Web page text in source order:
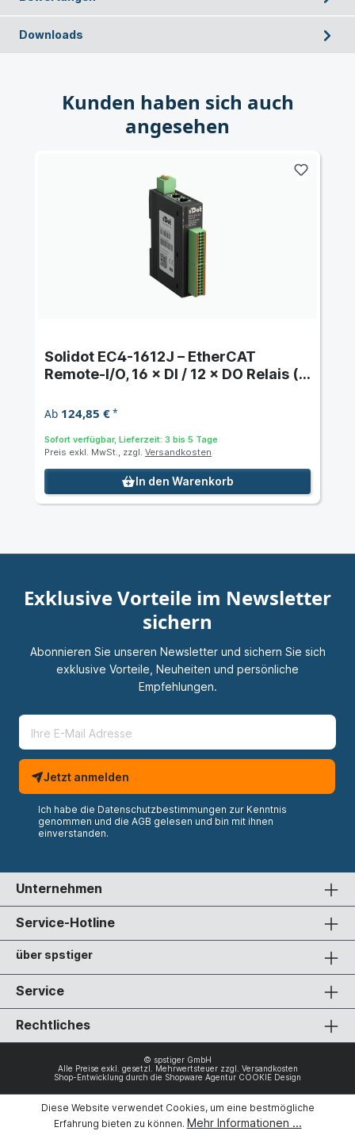
Kunden haben sich auch
angesehen
Solidot EC4-1612J – EtherCAT
Remote-I/O, 16 × DI / 12 × DO Relais (2
Ab 124,85 €*
Sofort verfügbar, Lieferzeit: 3 bis 5 Tage
Preis exkl. MwSt., zzgl. Versandkosten
In den Warenkorb
Downloads
Exklusive Vorteile im Newsletter
sichern
Abonnieren Sie unseren Newsletter und sichern Sie sich
exklusive Vorteile, Neuheiten und persönliche
Empfehlungen.
Jetzt anmelden
Ich habe die Datenschutzbestimmungen zur Kenntnis
genommen und die AGB gelesen und bin mit ihnen
einverstanden.
Unternehmen
Service-Hotline
über spstiger
Service
Rechtliches
© spstiger GmbH
Alle Preise exkl. gesetzl. Mehrwertsteuer zzgl. Versandkosten
Shop-Entwicklung durch die Shopware Agentur COOKIE Design
Diese Website verwendet Cookies, um eine bestmögliche
Erfahrung bieten zu können. Mehr Informationen ...